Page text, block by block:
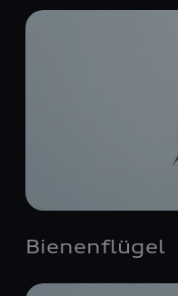
Bienenflügel